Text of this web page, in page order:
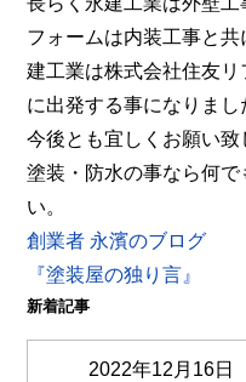
フォームは内装工事と
建工業は株式会社住友
に出発する事になりまし
今後とも宜しくお願い致
塗装・防水の事なら何
い。
創業者 永濱のブログ
『塗装屋の独り言』
新着記事
2022年12月16日